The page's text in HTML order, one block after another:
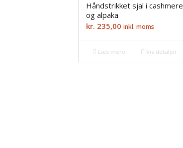
Håndstrikket sjal i cashmere
og alpaka
kr. 235,00 inkl. moms
Læs mere Vis detaljer